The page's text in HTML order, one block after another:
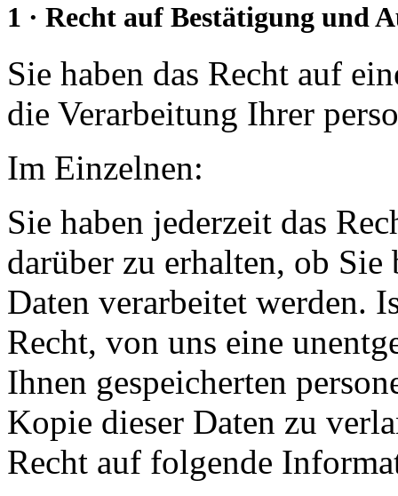
1 · Recht auf Bestätigung und
Sie haben das Recht auf
die Verarbeitung Ihrer
Im Einzelnen:
Sie haben jederzeit das
darüber zu erhalten, ob Sie
Daten verarbeitet werden.
Recht, von uns eine
Ihnen gespeicherten
Kopie dieser Daten zu
Recht auf folgende